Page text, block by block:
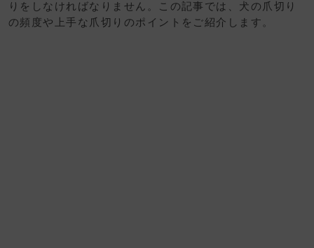
りをしなければなりません。この記事では、犬の爪切り
の頻度や上手な爪切りのポイントをご紹介します。